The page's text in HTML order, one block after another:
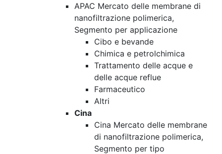
APAC Mercato delle membrane di
nanofiltrazione polimerica,
Segmento per applicazione
Cibo e bevande
Chimica e petrolchimica
Trattamento delle acque e
delle acque reflue
Farmaceutico
Altri
Cina
Cina Mercato delle membrane
di nanofiltrazione polimerica,
Segmento per tipo